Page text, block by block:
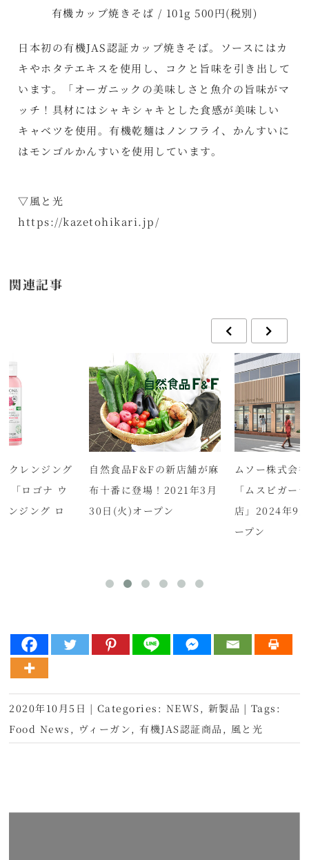
有機カップ焼きそば / 101g 500円(税別)
日本初の有機JAS認証カップ焼きそば。ソースにはカ
キやホタテエキスを使用し、コクと旨味を引き出して
います。「オーガニックの美味しさと魚介の旨味がマ
ッチ！具材にはシャキシャキとした食感が美味しい
キャベツを使用。有機乾麺はノンフライ、かんすいに
はモンゴルかんすいを使用しています。
▽風と光
https://kazetohikari.jp/
関連記事
クレンジング
「ロゴナ ウ
ンジング ロ
自然食品F&Fの新店舗が麻
布十番に登場！2021年3月
30日(火)オープン
ムソー株式会
「ムスビガー
店」2024年9
ープン
2020年10月5日 | Categories: NEWS , 新製品 | Tags:
Food News , ヴィーガン , 有機JAS認証商品 , 風と光